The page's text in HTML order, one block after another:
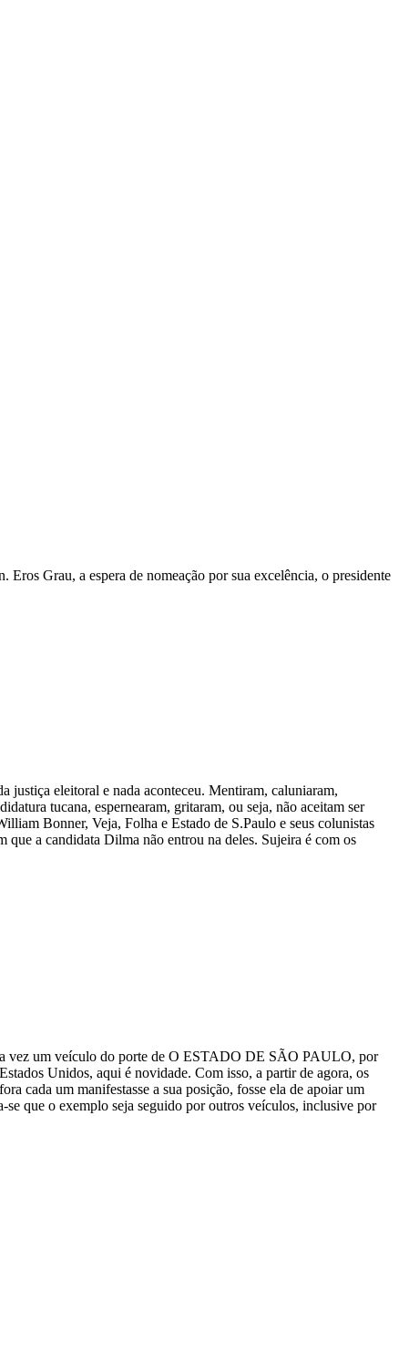
Grau, a espera de nomeação por sua excelência, o presidente
justiça eleitoral e nada aconteceu. Mentiram, caluniaram,
tucana, espernearam, gritaram, ou seja, não aceitam ser
Bonner, Veja, Folha e Estado de S.Paulo e seus colunistas
a candidata Dilma não entrou na deles. Sujeira é com os
vez um veículo do porte de O ESTADO DE SÃO PAULO, por
Unidos, aqui é novidade. Com isso, a partir de agora, os
cada um manifestasse a sua posição, fosse ela de apoiar um
se que o exemplo seja seguido por outros veículos, inclusive por